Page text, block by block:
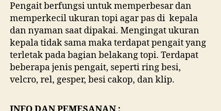
Pengait berfungsi untuk memperbesar dan
memperkecil ukuran topi agar pas di kepala
dan nyaman saat dipakai. Mengingat ukuran
kepala tidak sama maka terdapat pengait yang
terletak pada bagian belakang topi. Terdapat
beberapa jenis pengait, seperti ring besi,
velcro, rel, gesper, besi cakop, dan klip.